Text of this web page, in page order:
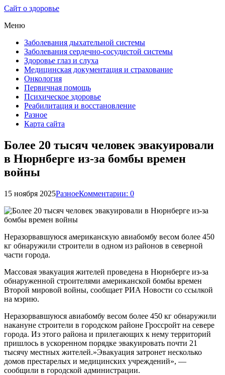
Сайт о здоровье
Меню
Заболевания дыхательной системы
Заболевания сердечно-сосудистой системы
Здоровье глаз и слуха
Медицинская документация и страхование
Онкология
Первичная помощь
Психическое здоровье
Реабилитация и восстановление
Разное
Карта сайта
Более 20 тысяч человек эвакуировали
в Нюрнберге из-за бомбы времен
войны
15 ноября 2025РазноеКомментарии: 0
Неразорвавшуюся американскую авиабомбу весом более 450
кг обнаружили строители в одном из районов в северной
части города.
Массовая эвакуация жителей проведена в Нюрнберге из-за
обнаруженной строителями американской бомбы времен
Второй мировой войны, сообщает РИА Новости со ссылкой
на мэрию.
Неразорвавшуюся авиабомбу весом более 450 кг обнаружили
накануне строители в городском районе Гроссройт на севере
города. Из этого района и прилегающих к нему территорий
пришлось в ускоренном порядке эвакуировать почти 21
тысячу местных жителей.»Эвакуация затронет несколько
домов престарелых и медицинских учреждений», —
сообщили в городской администрации.